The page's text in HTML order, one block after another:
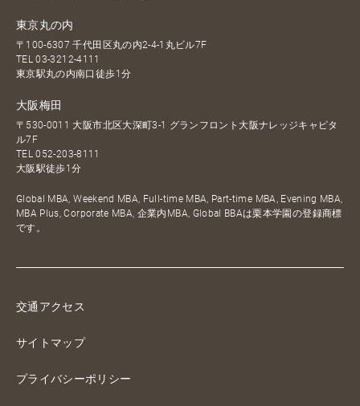
東京丸の内
〒100-6307 千代田区丸の内2-4-1丸ビル7F
TEL03-3212-4111
東京駅丸の内南口徒歩1分
大阪梅田
〒530-0011 大阪市北区大深町3-1 グランフロント大阪ナレッジキャピタ
ル7F
TEL052-203-8111
大阪駅徒歩1分
Global MBA, Weekend MBA, Full-time MBA, Part-time MBA, Evening MBA,
MBA Plus, Corporate MBA, 企業内MBA, Global BBAは栗本学園の登録商標
です。
交通アクセス
サイトマップ
プライバシーポリシー